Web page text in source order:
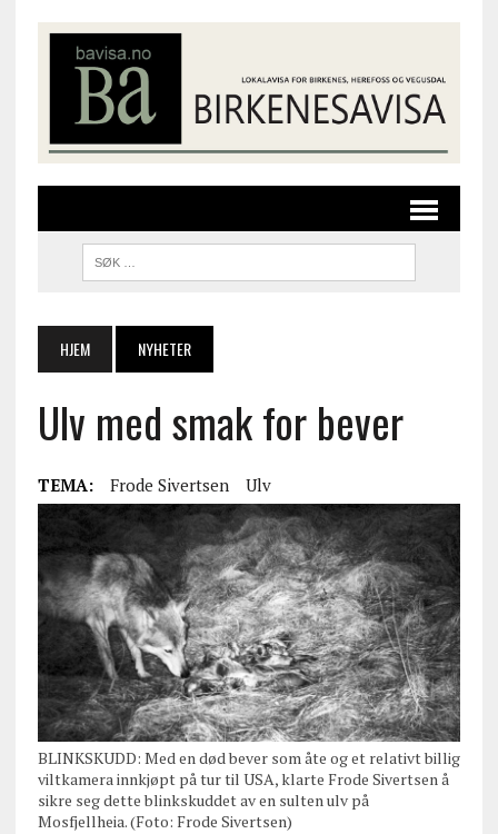
HJEM NYHETER
Ulv med smak for bever
TEMA: Frode Sivertsen Ulv
BLINKSKUDD: Med en død bever som åte og et relativt billig
viltkamera innkjøpt på tur til USA, klarte Frode Sivertsen å
sikre seg dette blinkskuddet av en sulten ulv på
Mosfjellheia. (Foto: Frode Sivertsen)